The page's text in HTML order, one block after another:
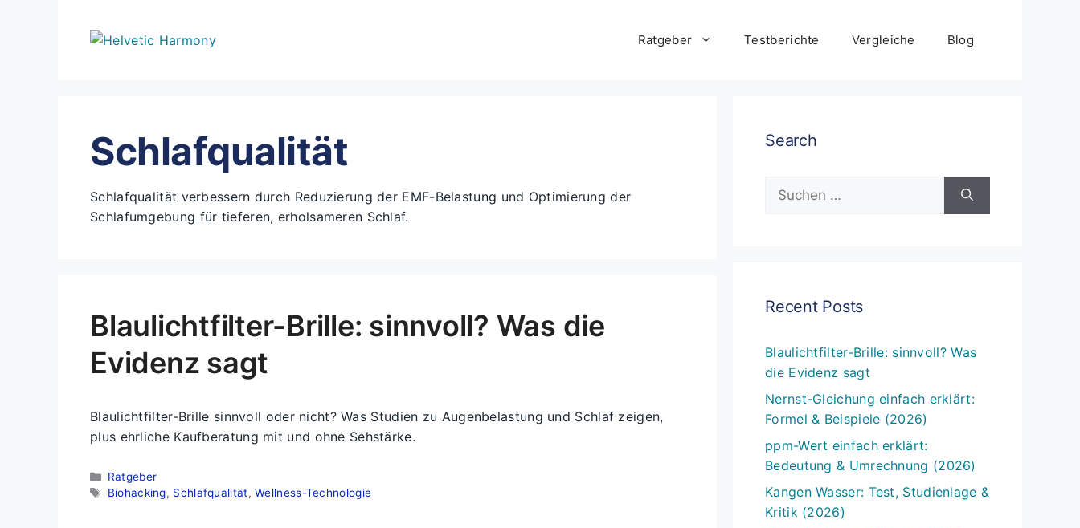
Ratgeber Testberichte Vergleiche Blog
Schlafqualität
Schlafqualität verbessern durch Reduzierung der EMF-Belastung und Optimierung der
Schlafumgebung für tieferen, erholsameren Schlaf.
Blaulichtfilter-Brille: sinnvoll? Was die
Evidenz sagt
Blaulichtfilter-Brille sinnvoll oder nicht? Was Studien zu Augenbelastung und Schlaf zeigen,
plus ehrliche Kaufberatung mit und ohne Sehstärke.
Kategorien
Ratgeber
Schlagwörter
Biohacking, Schlafqualität,Wellness-Technologie
Search
Suchen
nach:
Recent Posts
Blaulichtfilter-Brille: sinnvoll? Was
die Evidenz sagt
Nernst-Gleichung einfach erklärt:
Formel & Beispiele (2026)
ppm-Wert einfach erklärt:
Bedeutung & Umrechnung (2026)
Kangen Wasser: Test, Studienlage &
Kritik (2026)